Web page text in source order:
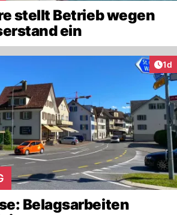
stellt Betrieb wegen
ein
1d
Belagsarbeiten